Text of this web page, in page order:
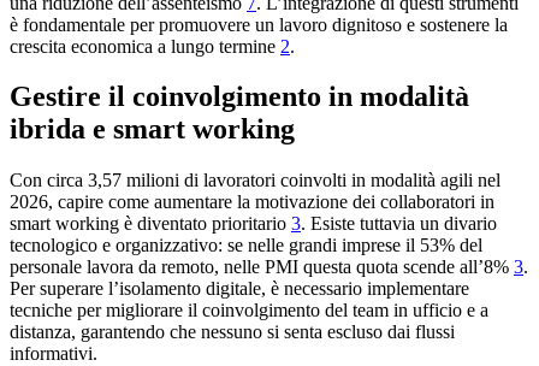
è fondamentale per promuovere un lavoro dignitoso e sostenere la
crescita economica a lungo termine 2.
Gestire il coinvolgimento in modalità
ibrida e smart working
Con circa 3,57 milioni di lavoratori coinvolti in modalità agili nel
2026, capire come aumentare la motivazione dei collaboratori in
smart working è diventato prioritario 3. Esiste tuttavia un divario
tecnologico e organizzativo: se nelle grandi imprese il 53% del
personale lavora da remoto, nelle PMI questa quota scende all’8% 3.
Per superare l’isolamento digitale, è necessario implementare
tecniche per migliorare il coinvolgimento del team in ufficio e a
distanza, garantendo che nessuno si senta escluso dai flussi
informativi.